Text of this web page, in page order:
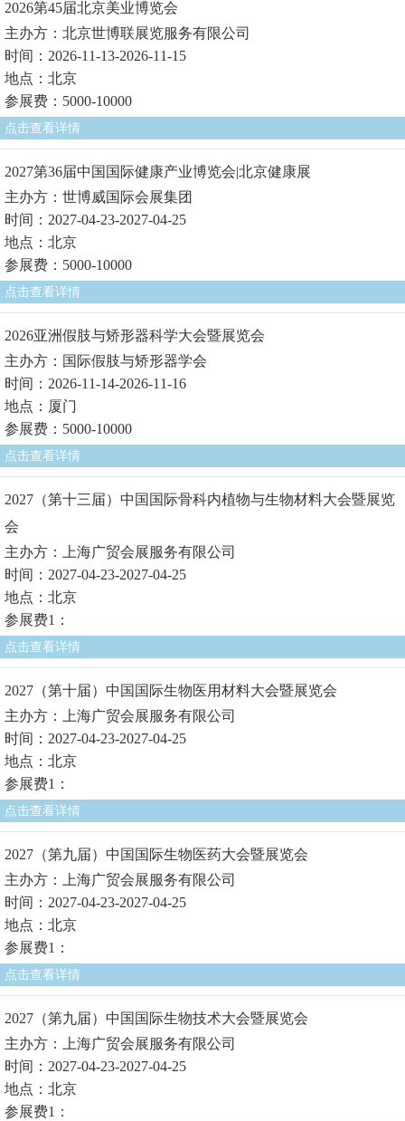
2026第45届北京美业博览会
主办方：北京世博联展览服务有限公司
时间：2026-11-13-2026-11-15
地点：北京
参展费：5000-10000
点击查看详情
2027第36届中国国际健康产业博览会|北京健康展
主办方：世博威国际会展集团
时间：2027-04-23-2027-04-25
地点：北京
参展费：5000-10000
点击查看详情
2026亚洲假肢与矫形器科学大会暨展览会
主办方：国际假肢与矫形器学会
时间：2026-11-14-2026-11-16
地点：厦门
参展费：5000-10000
点击查看详情
2027（第十三届）中国国际骨科内植物与生物材料大会暨展览
会
主办方：上海广贸会展服务有限公司
时间：2027-04-23-2027-04-25
地点：北京
参展费1：
点击查看详情
2027（第十届）中国国际生物医用材料大会暨展览会
主办方：上海广贸会展服务有限公司
时间：2027-04-23-2027-04-25
地点：北京
参展费1：
点击查看详情
2027（第九届）中国国际生物医药大会暨展览会
主办方：上海广贸会展服务有限公司
时间：2027-04-23-2027-04-25
地点：北京
参展费1：
点击查看详情
2027（第九届）中国国际生物技术大会暨展览会
主办方：上海广贸会展服务有限公司
时间：2027-04-23-2027-04-25
地点：北京
参展费1：